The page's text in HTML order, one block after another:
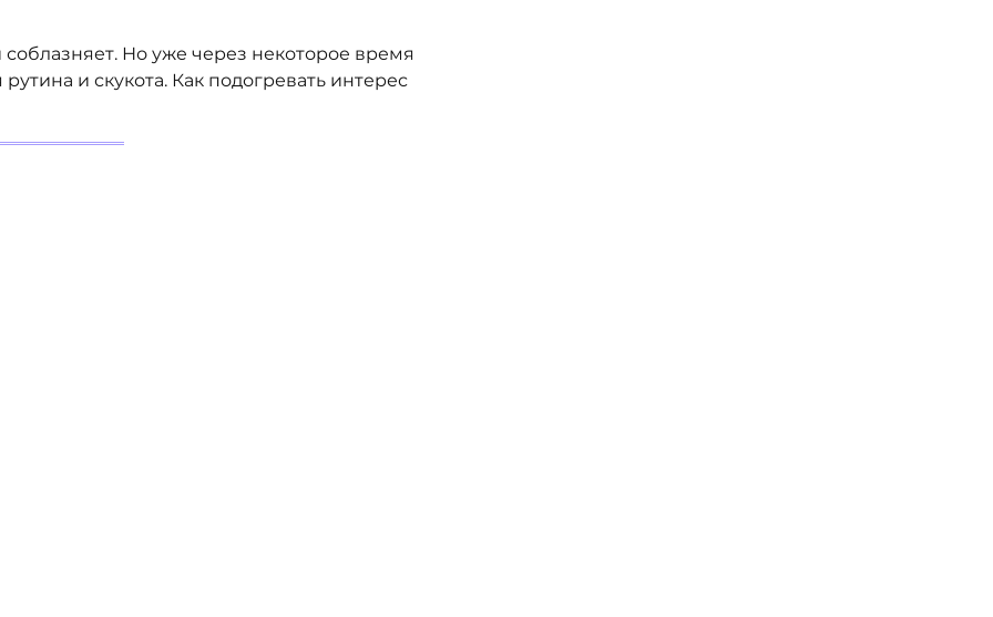
Но уже через некоторое время
и скукота. Как подогревать интерес